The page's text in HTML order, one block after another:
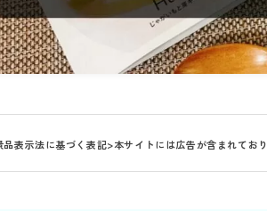
品表示法に基づく表記>本サイトには広告が含まれてお